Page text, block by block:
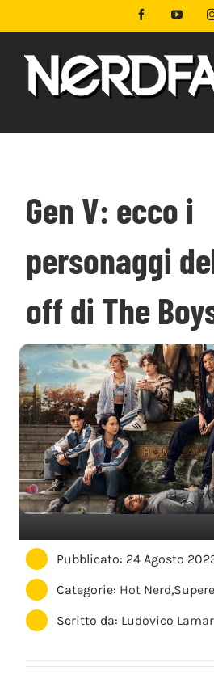
al
Facebook
Gen V: ecco i
personaggi
off di The
Pubblicato: 24 Agosto
Categorie: Hot Nerd,
Scritto da: Ludovico